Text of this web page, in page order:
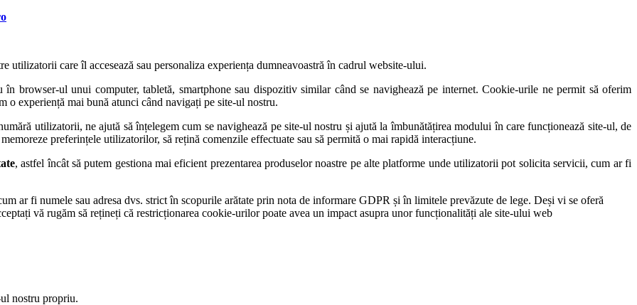
utilizatorii care îl accesează sau personaliza experiența dumneavoastră în cadrul website-ului.
browser-ul unui computer, tabletă, smartphone sau dispozitiv similar când se navighează pe internet. Cookie-urile ne permit să oferim
o experiență mai bună atunci când navigați pe site-ul nostru.
utilizatorii, ne ajută să înțelegem cum se navighează pe site-ul nostru și ajută la îmbunătățirea modului în care funcționează site-ul, de
preferințele utilizatorilor, să rețină comenzile effectuate sau să permită o mai rapidă interacțiune.
, astfel încât să putem gestiona mai eficient prezentarea produselor noastre pe alte platforme unde utilizatorii pot solicita servicii, cum ar fi
ar fi numele sau adresa dvs. strict în scopurile arătate prin nota de informare GDPR și în limitele prevăzute de lege. Deși vi se oferă
vă rugăm să rețineți că restricționarea cookie-urilor poate avea un impact asupra unor funcționalități ale site-ului web
nostru propriu.